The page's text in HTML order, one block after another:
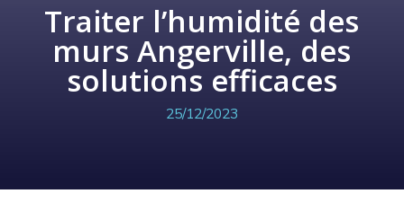
Traiter l’humidité des
murs Angerville, des
solutions efficaces
25/12/2023